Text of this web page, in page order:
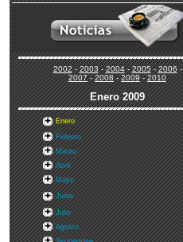
2002-2003-2004-2005-2006-
2007-2008-2009-2010
Enero2009
Enero
Febrero
Marzo
Abril
Mayo
Junio
Julio
Agosto